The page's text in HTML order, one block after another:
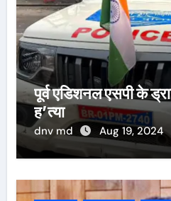
पूर्व एडिशनल एसपी के
ह’त्या
dnv md Aug 19, 2024